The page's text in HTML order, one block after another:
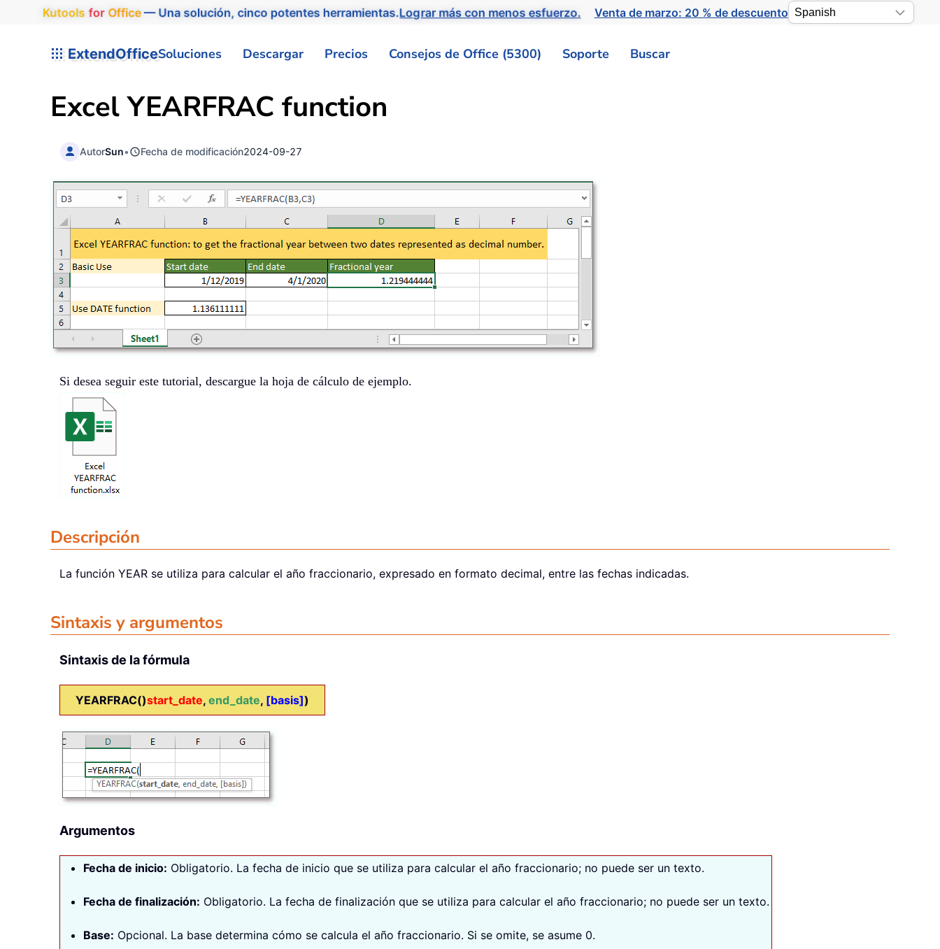
Kutools for Office— Una solución, cinco potentes herramientas.Lograr más con menos esfuerzo. Venta de marzo: 20 % de descuento
ExtendOfficeSoluciones Descargar Precios Consejos de Office (5300) Soporte Buscar
ExcelYEARFRAC function
AutorSun• Fecha de modificación2024-09-27
Si desea seguir este tutorial, descargue la hoja de cálculo de ejemplo.
Descripción
La función YEAR se utiliza para calcular el año fraccionario, expresado en formato decimal, entre las fechas indicadas.
Sintaxis y argumentos
Sintaxis de la fórmula
YEARFRAC()start_date, end_date, [basis])
Argumentos
Fecha de inicio: Obligatorio. La fecha de inicio que se utiliza para calcular el año fraccionario; no puede ser un texto.
Fecha de finalización: Obligatorio. La fecha de finalización que se utiliza para calcular el año fraccionario; no puede ser un texto.
Base: Opcional. La base determina cómo se calcula el año fraccionario. Si se omite, se asume 0.